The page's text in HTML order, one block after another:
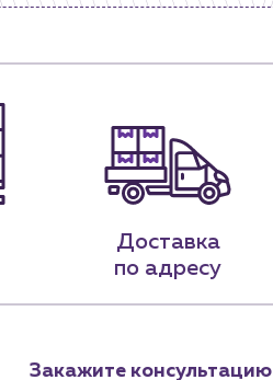
Доставка
по адресу
Закажите консультацию